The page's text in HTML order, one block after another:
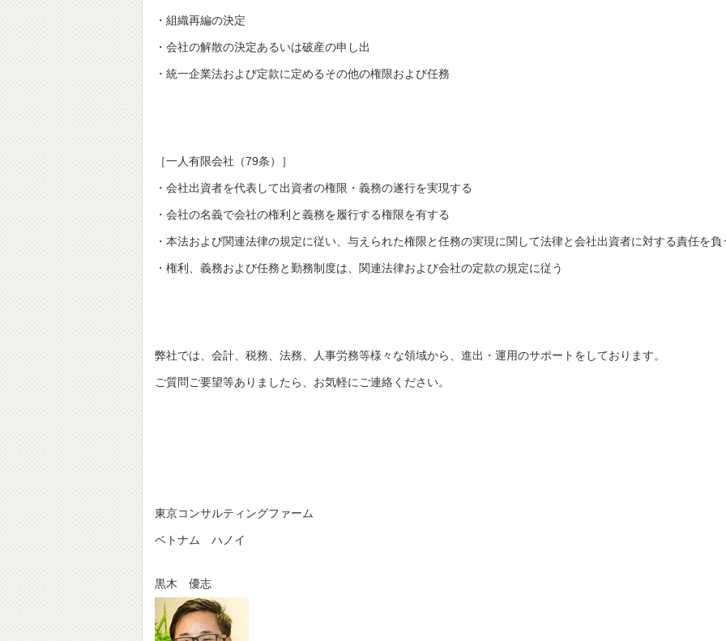
・組織再編の決定
・会社の解散の決定あるいは破産の申し出
・統一企業法および定款に定めるその他の権限および任務
［一人有限会社（79条）］
・会社出資者を代表して出資者の権限・義務の遂行を実現する
・会社の名義で会社の権利と義務を履行する権限を有する
・本法および関連法律の規定に従い、与えられた権限と任務の実現に関して法律と会社出資者に対する責任を負
・権利、義務および任務と勤務制度は、関連法律および会社の定款の規定に従う
弊社では、会計、税務、法務、人事労務等様々な領域から、進出・運用のサポートをしております。
ご質問ご要望等ありましたら、お気軽にご連絡ください。
東京コンサルティングファーム
ベトナム ハノイ
黒木 優志